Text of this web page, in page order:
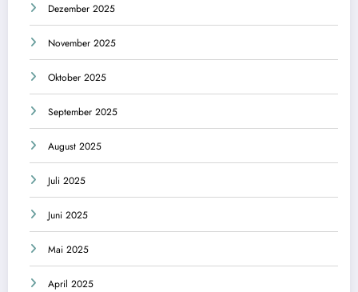
Dezember 2025
November 2025
Oktober 2025
September 2025
August 2025
Juli 2025
Juni 2025
Mai 2025
April 2025